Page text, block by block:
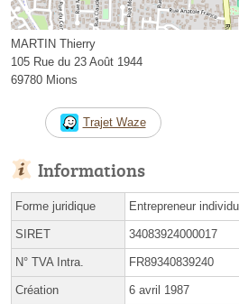
MARTIN Thierry
105 Rue du 23 Août 1944
69780 Mions
Trajet Waze
Informations
Forme juridique Entrepreneur
SIRET 34083924000017
N° TVA Intra. FR89340839240
Création 6 avril 1987